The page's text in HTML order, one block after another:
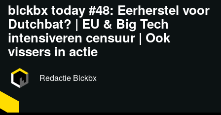
blckbx today #48: Eerherstel voor
Dutchbat? | EU & Big Tech
intensiveren censuur | Ook
vissers in actie
Redactie Blckbx